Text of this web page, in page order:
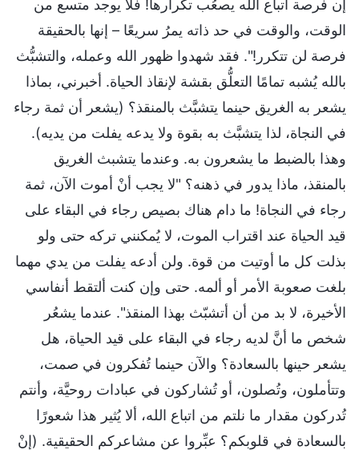
إن فرصة اتباع الله يصعُب تكرارها! فلا يوجد متسع من
الوقت، والوقت في حد ذاته يمرُ سريعًا – إنها بالحقيقة
فرصة لن تتكرر!". فقد شهدوا ظهور الله وعمله، والتشبُّث
بالله يُشبه تمامًا التعلُّق بقشة لإنقاذ الحياة. أخبرني، بماذا
يشعر به الغريق حينما يتشبَّث بالمنقذ؟ (يشعر أن ثمة رجاء
في النجاة، لذا يتشبَّث به بقوة ولا يدعه يفلت من يديه).
وهذا بالضبط ما يشعرون به. وعندما يتشبث الغريق
بالمنقذ، ماذا يدور في ذهنه؟ "لا يجب أنْ أموت الآن، ثمة
رجاء في النجاة! ما دام هناك بصيص رجاء في البقاء على
قيد الحياة عند اقتراب الموت، لا يُمكنني تركه حتى ولو
بذلت كل ما أوتيت من قوة. ولن أدعه يفلت من يدي مهما
بلغت صعوبة الأمر أو ألمه. حتى وإن كنت ألتقط أنفاسي
الأخيرة، لا بد من أن أتشبّث بهذا المنقذ". عندما يشعُر
شخص ما أنَّ لديه رجاء في البقاء على قيد الحياة، هل
يشعر حينها بالسعادة؟ والآن حينما تُفكرون في صمت،
وتتأملون، وتُصلون، أو تُشاركون في عبادات روحيَّة، وأنتم
تُدركون مقدار ما نلتم من اتباع الله، ألا يُثير هذا شعورًا
بالسعادة في قلوبكم؟ عبِّروا عن مشاعركم الحقيقية. (إنْ